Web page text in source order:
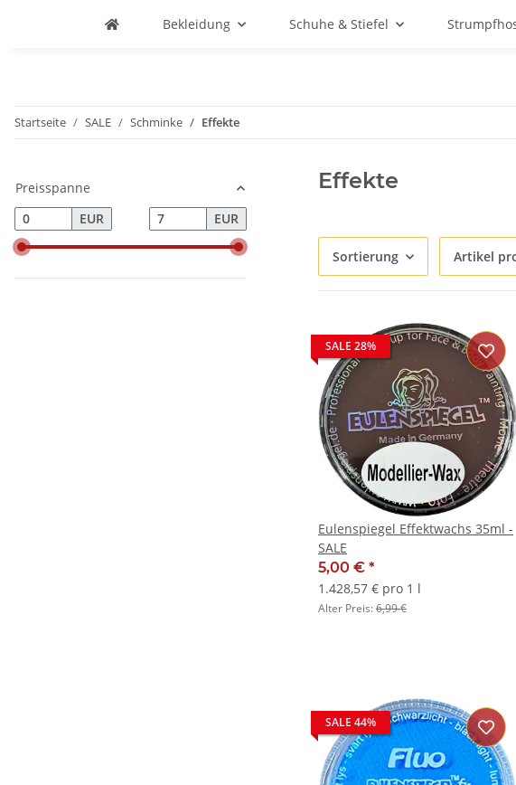
Bekleidung Schuhe & Stiefel
Startseite SALE Schminke Effekte
Effekte
Sortierung Artikel
SALE 28%
Eulenspiegel Effektwachs 35ml -
SALE
5,00 € *
1.428,57 € pro 1 l
Alter Preis:6,99 €
SALE 44%
Preisspanne
EUR
EUR